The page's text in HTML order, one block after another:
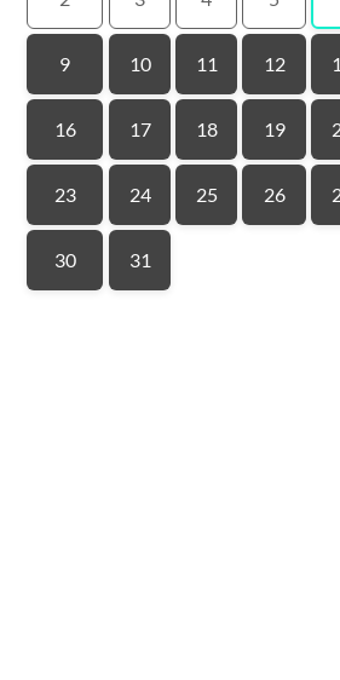
9 10 11 12
16 17 18 19
23 24 25 26
30 31